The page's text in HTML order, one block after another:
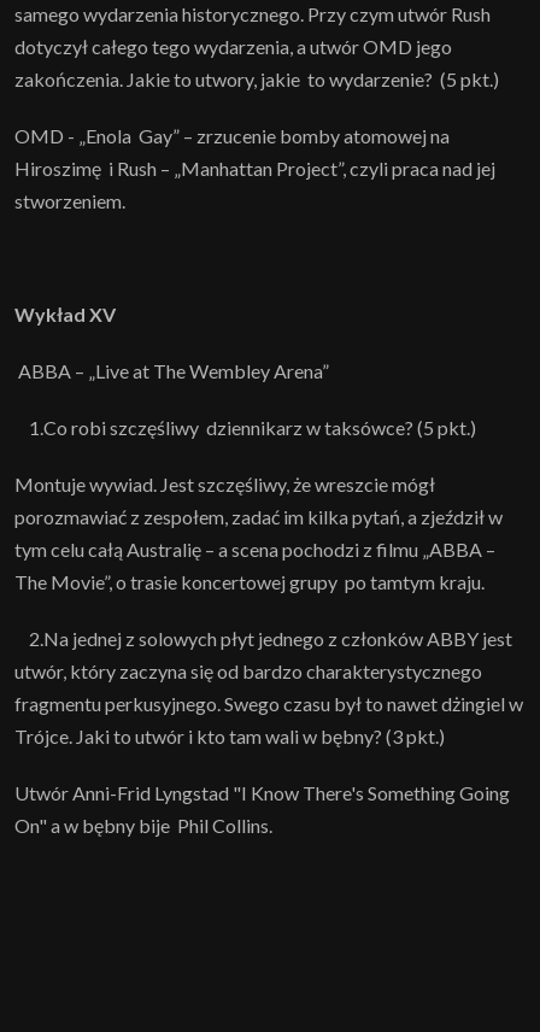
samego wydarzenia historycznego. Przy czym utwór Rush
dotyczył całego tego wydarzenia, a utwór OMD jego
zakończenia. Jakie to utwory, jakie to wydarzenie? (5 pkt.)
OMD - „Enola Gay” – zrzucenie bomby atomowej na
Hiroszimę i Rush – „Manhattan Project”, czyli praca nad jej
stworzeniem.
Wykład XV
ABBA – „Live at The Wembley Arena”
1.Co robi szczęśliwy dziennikarz w taksówce? (5 pkt.)
Montuje wywiad. Jest szczęśliwy, że wreszcie mógł
porozmawiać z zespołem, zadać im kilka pytań, a zjeździł w
tym celu całą Australię – a scena pochodzi z filmu „ABBA –
The Movie”, o trasie koncertowej grupy po tamtym kraju.
2.Na jednej z solowych płyt jednego z członków ABBY jest
utwór, który zaczyna się od bardzo charakterystycznego
fragmentu perkusyjnego. Swego czasu był to nawet dżingiel w
Trójce. Jaki to utwór i kto tam wali w bębny? (3 pkt.)
Utwór Anni-Frid Lyngstad "I Know There's Something Going
On" a w bębny bije Phil Collins.